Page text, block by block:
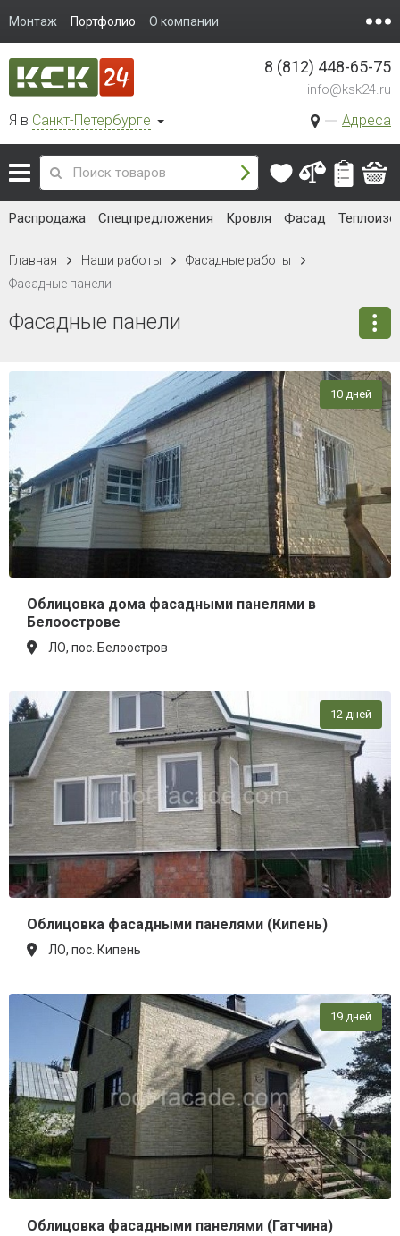
Монтаж Портфолио О компании
Я в Санкт-Петербурге Адреса
8 (812) 448-65-75
info@ksk24.ru
Распродажа Спецпредложения Кровля Фасад
Главная Наши работы
Фасадные работы
Фасадные панели
Фасадные панели
10 дней
Облицовка дома фасадными панелями в
Белоострове
ЛО, пос. Белоостров
12 дней
Облицовка фасадными панелями (Кипень)
ЛО, пос. Кипень
19 дней
Облицовка фасадными панелями (Гатчина)